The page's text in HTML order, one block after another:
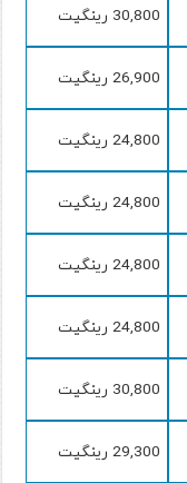
30,800 رینگیت
26,900 رینگیت
24,800 رینگیت
24,800 رینگیت
24,800 رینگیت
24,800 رینگیت
30,800 رینگیت
29,300 رینگیت